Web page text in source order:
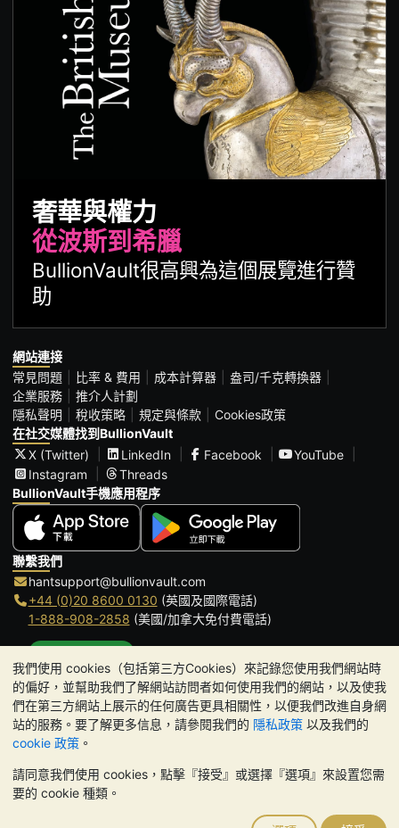
我們使用 cookies（包括第三方Cookies）來記錄您使用我們網站時
的偏好，並幫助我們了解網站訪問者如何使用我們的網站，以及使我
們在第三方網站上展示的任何廣告更具相關性，以便我們改進自身網
站的服務。要了解更多信息，請參閱我們的 隱私政策 以及我們的
cookie 政策 。
請同意我們使用 cookies，點擊『接受』或選擇『選項』來設置您需
要的 cookie 種類。
奢華與權力
從波斯到希臘
BullionVault很高興為這個展覽進行贊
助
網站連接
常見問題
比率 & 費用 成本計算器
盎司/千克轉換器
企業服務
推介人計劃
隱私聲明
稅收策略 規定與條款
Cookies政策
在社交媒體找到BullionVault
X (Twitter)
LinkedIn Facebook
YouTube
Instagram
Threads
BullionVault手機應用程序
聯繫我們
hantsupport@bullionvault.com
+44 (0)20 8600 0130 (英國及國際電話)
1-888-908-2858 (美國/加拿大免付費電話)
辦公時間:
9am to 8:30pm (英國時間), 周一至周五
Galmarley Ltd T/A BullionVault
3 Shortlands (7th Floor)
London
W6 8DA